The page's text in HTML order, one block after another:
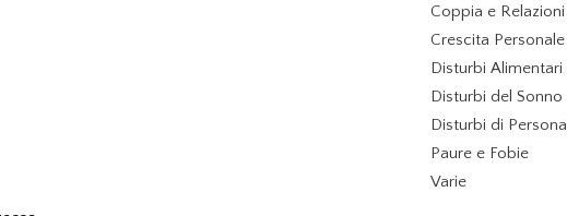
Coppia e Relazioni
Crescita Personale
Disturbi Alimentari
Disturbi del Sonno
Disturbi di
Paure e Fobie
Varie